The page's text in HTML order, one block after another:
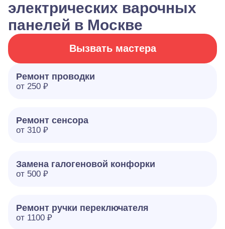
электрических варочных
панелей в Москве
Вызвать мастера
Ремонт проводки
от 250 ₽
Ремонт сенсора
от 310 ₽
Замена галогеновой конфорки
от 500 ₽
Ремонт ручки переключателя
от 1100 ₽